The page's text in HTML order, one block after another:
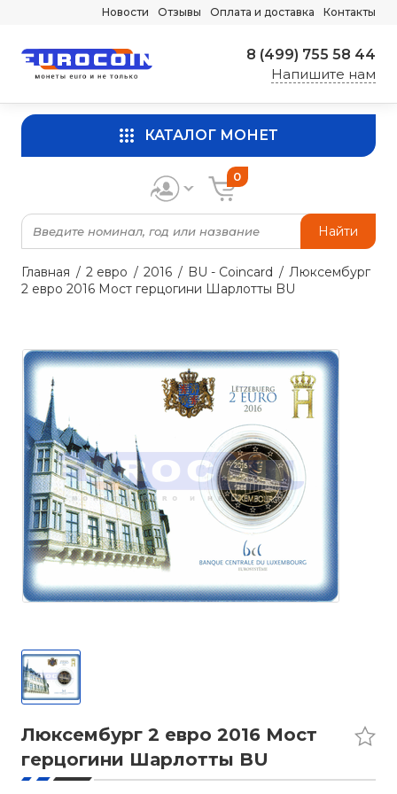
Новости Отзывы Оплата и доставка Контакты
8 (499) 755 58 44
Напишите нам
КАТАЛОГ МОНЕТ
Найти
0
Главная 2 евро 2016 BU - Coincard
Люксембург
2 евро 2016 Мост герцогини Шарлотты BU
Люксембург 2 евро 2016 Мост
герцогини Шарлотты BU